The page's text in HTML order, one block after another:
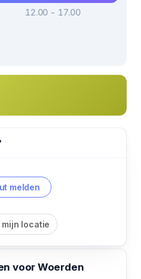
12.00 - 17.00
melden
mijn locatie
voor Woerden